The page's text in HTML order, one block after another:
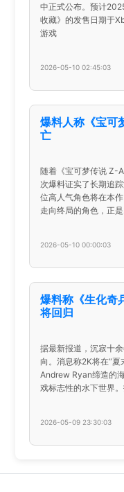
中正式公布。预计
收藏》的发售日期于
游戏
2026-05-10 02:45:03
爆料人称《宝可
亡
随着《宝可梦传说 Z-
次爆料证实了长期追
位高人气角色将在本
走向终局的角色，正
2026-05-10 00:00:03
爆料称《生化奇
将回归
据最新报道，沉寂十
向。消息称2K将在“
Andrew Ryan缔造的
戏标志性的水下世界
2026-05-09 23:30:03